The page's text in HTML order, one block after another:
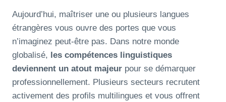
Aujourd’hui, maîtriser une ou plusieurs langues
étrangères vous ouvre des portes que vous
n’imaginez peut-être pas. Dans notre monde
globalisé, les compétences linguistiques
deviennent un atout majeur pour se démarquer
professionnellement. Plusieurs secteurs recrutent
activement des profils multilingues et vous offrent